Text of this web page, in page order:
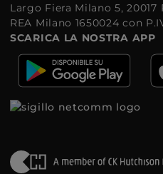
Largo Fiera Milano 5, 20017
REA Milano 1650024 con
SCARICA LA NOSTRA APP